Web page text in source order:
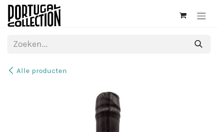
Overslaan naar inhoud
Alle producten